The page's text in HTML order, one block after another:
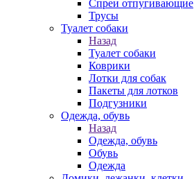
Спреи отпугивающие
Трусы
Туалет собаки
Назад
Туалет собаки
Коврики
Лотки для собак
Пакеты для лотков
Подгузники
Одежда, обувь
Назад
Одежда, обувь
Обувь
Одежда